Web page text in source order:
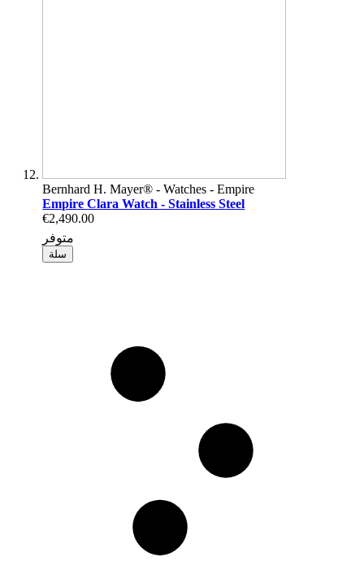
Bernhard H. Mayer® - Watches - Empire
Empire Clara Watch - Stainless Steel
€2,490.00
متوفر
سلة